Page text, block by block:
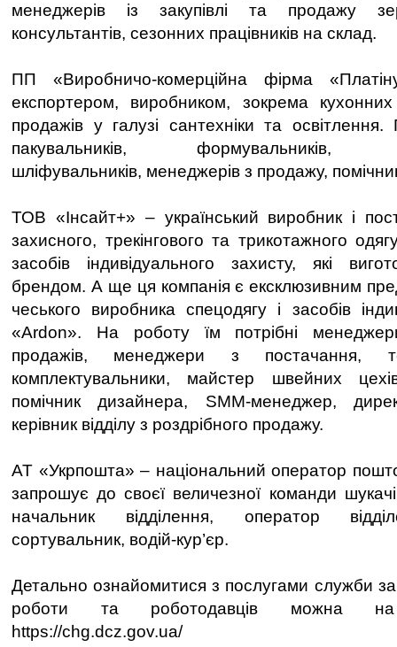
менеджерів із закупівлі та продажу
консультантів, сезонних працівників на склад.
ПП «Виробничо-комерційна фірма
експортером, виробником, зокрема
продажів у галузі сантехніки та
пакувальників, формувальників,
шліфувальників, менеджерів з продажу,
ТОВ «Інсайт+» – український виробник і
захисного, трекінгового та трикотажного
засобів індивідуального захисту, які
брендом. А ще ця компанія є ексклюзивним
чеського виробника спецодягу і засобів
«Ardon». На роботу їм потрібні
продажів, менеджери з постачання,
комплектувальники, майстер швейних
помічник дизайнера, SMM-менеджер,
керівник відділу з роздрібного продажу.
АТ «Укрпошта» – національний оператор
запрошує до своєї величезної команди
начальник відділення, оператор
сортувальник, водій-кур’єр.
Детально ознайомитися з послугами служби
роботи та роботодавців можна
https://chg.dcz.gov.ua/